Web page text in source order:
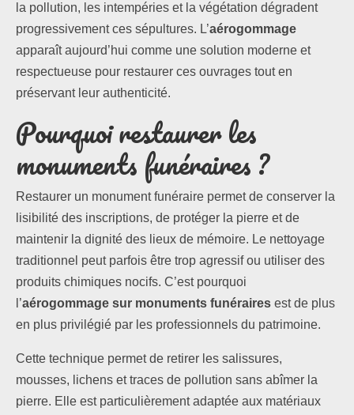
Les témoignages
Questions / Réponses
Boutique
Contact
la pollution, les intempéries et la végétation dégradent
progressivement ces sépultures. L’aérogommage
apparaît aujourd’hui comme une solution moderne et
respectueuse pour restaurer ces ouvrages tout en
préservant leur authenticité.
Pourquoi restaurer les
monuments funéraires ?
Restaurer un monument funéraire permet de conserver la
lisibilité des inscriptions, de protéger la pierre et de
maintenir la dignité des lieux de mémoire. Le nettoyage
traditionnel peut parfois être trop agressif ou utiliser des
produits chimiques nocifs. C’est pourquoi
l’aérogommage sur monuments funéraires est de plus
en plus privilégié par les professionnels du patrimoine.
Cette technique permet de retirer les salissures,
mousses, lichens et traces de pollution sans abîmer la
pierre. Elle est particulièrement adaptée aux matériaux